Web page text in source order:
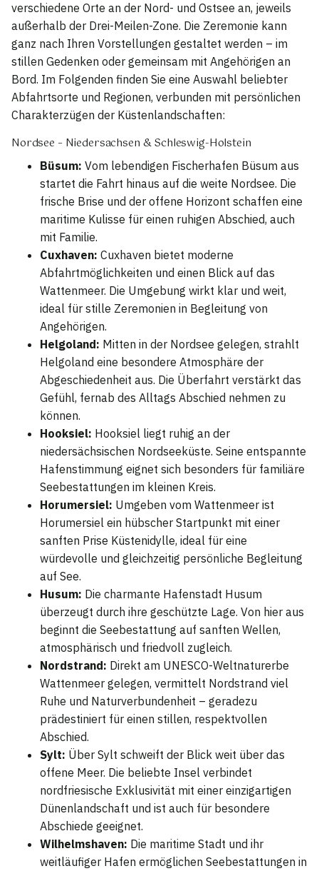
verschiedene Orte an der Nord- und Ostsee an, jeweils
außerhalb der Drei-Meilen-Zone. Die Zeremonie kann
ganz nach Ihren Vorstellungen gestaltet werden – im
stillen Gedenken oder gemeinsam mit Angehörigen an
Bord. Im Folgenden finden Sie eine Auswahl beliebter
Abfahrtsorte und Regionen, verbunden mit persönlichen
Charakterzügen der Küstenlandschaften:
Nordsee – Niedersachsen & Schleswig-Holstein
Büsum: Vom lebendigen Fischerhafen Büsum aus
startet die Fahrt hinaus auf die weite Nordsee. Die
frische Brise und der offene Horizont schaffen eine
maritime Kulisse für einen ruhigen Abschied, auch
mit Familie.
Cuxhaven: Cuxhaven bietet moderne
Abfahrtmöglichkeiten und einen Blick auf das
Wattenmeer. Die Umgebung wirkt klar und weit,
ideal für stille Zeremonien in Begleitung von
Angehörigen.
Helgoland: Mitten in der Nordsee gelegen, strahlt
Helgoland eine besondere Atmosphäre der
Abgeschiedenheit aus. Die Überfahrt verstärkt das
Gefühl, fernab des Alltags Abschied nehmen zu
können.
Hooksiel: Hooksiel liegt ruhig an der
niedersächsischen Nordseeküste. Seine entspannte
Hafenstimmung eignet sich besonders für familiäre
Seebestattungen im kleinen Kreis.
Horumersiel: Umgeben vom Wattenmeer ist
Horumersiel ein hübscher Startpunkt mit einer
sanften Prise Küstenidylle, ideal für eine
würdevolle und gleichzeitig persönliche Begleitung
auf See.
Husum: Die charmante Hafenstadt Husum
überzeugt durch ihre geschützte Lage. Von hier aus
beginnt die Seebestattung auf sanften Wellen,
atmosphärisch und friedvoll zugleich.
Nordstrand: Direkt am UNESCO-Weltnaturerbe
Wattenmeer gelegen, vermittelt Nordstrand viel
Ruhe und Naturverbundenheit – geradezu
prädestiniert für einen stillen, respektvollen
Abschied.
Sylt: Über Sylt schweift der Blick weit über das
offene Meer. Die beliebte Insel verbindet
nordfriesische Exklusivität mit einer einzigartigen
Dünenlandschaft und ist auch für besondere
Abschiede geeignet.
Wilhelmshaven: Die maritime Stadt und ihr
weitläufiger Hafen ermöglichen Seebestattungen in